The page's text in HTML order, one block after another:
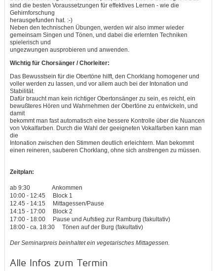
sind die besten Voraussetzungen für effektives Lernen - wie die
Gehirnforschung
herausgefunden hat. :-)
Neben den technischen Übungen, werden wir also immer wieder
gemeinsam Singen und Tönen, und dabei die erlernten Techniken
spielerisch und
ungezwungen ausprobieren und anwenden.
Wichtig für Chorsänger / Chorleiter:
Das Bewusstsein für die Obertöne hilft, den Chorklang homogener und
voller werden zu lassen, und vor allem auch bei der Intonation und
Stabilität.
Dafür braucht man kein richtiger Obertonsänger zu sein, es reicht, ein
bewußteres Hören und Wahrnehmen der Obertöne zu entwickeln, und
damit
bekommt man fast automatisch eine bessere Kontrolle über die Nuancen
von Vokalfarben. Durch die Wahl der geeigneten Vokalfarben kann man
die
Intonation zwischen den Stimmen deutlich erleichtern. Man bekommt
einen reineren, sauberen Chorklang, ohne sich anstrengen zu müssen.
Zeitplan:
ab 9:30 Ankommen
10:00 - 12:45 Block 1
12.45 - 14:15 Mittagessen/Pause
14:15 - 17:00 Block 2
17:00 - 18:00 Pause und Aufstieg zur Ramburg (fakultativ)
18:00 - ca. 18:30 Tönen auf der Burg (fakultativ)
Der Seminarpreis beinhaltet ein vegetarisches Mittagessen.
Alle Infos zum Termin